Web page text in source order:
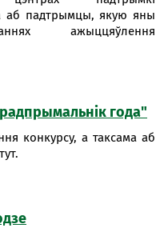
аб падтрымцы, якую яны
ажыццяўлення
года"
конкурсу, а таксама аб